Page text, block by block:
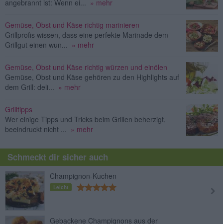
angebrannt ist: Wenn ei...
» mehr
Gemüse, Obst und Käse richtig marinieren
Grillprofis wissen, dass eine perfekte Marinade dem
Grillgut einen wun...
» mehr
Gemüse, Obst und Käse richtig würzen und einölen
Gemüse, Obst und Käse gehören zu den Highlights auf
dem Grill: deli...
» mehr
Grilltipps
Wer einige Tipps und Tricks beim Grillen beherzigt,
beeindruckt nicht ...
» mehr
Schmeckt dir sicher auch
Champignon-Kuchen
Leicht
Gebackene Champignons aus der